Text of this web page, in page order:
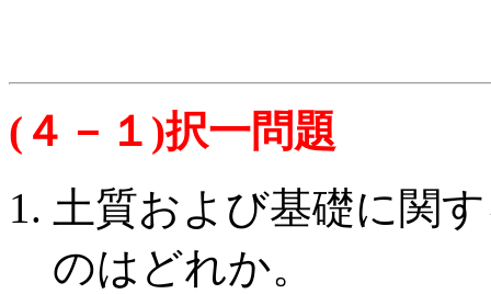
( ４－１ )択一問題
土質および基礎に関
のは どれか。